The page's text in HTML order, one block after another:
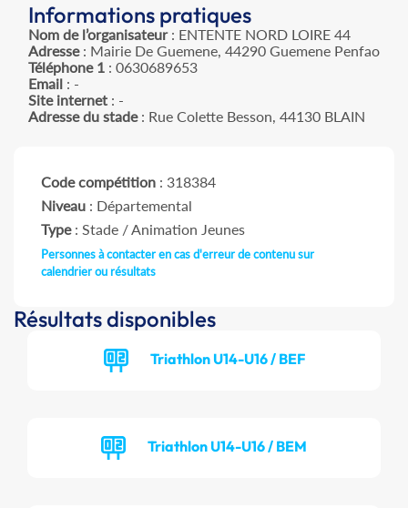
Informations pratiques
Nom de l’organisateur: ENTENTE NORD LOIRE 44
Adresse: Mairie De Guemene, 44290 Guemene Penfao
Téléphone 1 : 0630689653
Email : -
Site internet : -
Adresse du stade: Rue Colette Besson, 44130 BLAIN
Code compétition : 318384
Niveau : Départemental
Type: Stade / Animation Jeunes
Personnes à contacter en cas d'erreur de contenu sur
calendrier ou résultats
Résultats disponibles
Triathlon U14-U16 / BEF
Triathlon U14-U16 / BEM